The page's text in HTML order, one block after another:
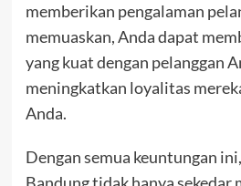
memberikan pengalaman
memuaskan, Anda dapat
yang kuat dengan pelanggan
meningkatkan loyalitas
Anda.
Dengan semua keuntungan